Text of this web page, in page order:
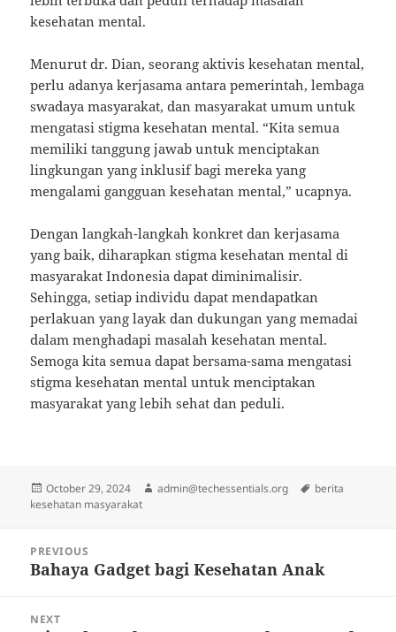
kesehatan mental.
Menurut dr. Dian, seorang aktivis kesehatan mental,
perlu adanya kerjasama antara pemerintah, lembaga
swadaya masyarakat, dan masyarakat umum untuk
mengatasi stigma kesehatan mental. “Kita semua
memiliki tanggung jawab untuk menciptakan
lingkungan yang inklusif bagi mereka yang
mengalami gangguan kesehatan mental,” ucapnya.
Dengan langkah-langkah konkret dan kerjasama
yang baik, diharapkan stigma kesehatan mental di
masyarakat Indonesia dapat diminimalisir.
Sehingga, setiap individu dapat mendapatkan
perlakuan yang layak dan dukungan yang memadai
dalam menghadapi masalah kesehatan mental.
Semoga kita semua dapat bersama-sama mengatasi
stigma kesehatan mental untuk menciptakan
masyarakat yang lebih sehat dan peduli.
Posted
on
October 29, 2024 Author
admin@techessentials.org Tags
berita
kesehatan masyarakat
navigation
PREVIOUS
Previous
Bahaya Gadget bagi Kesehatan Anak
NEXT